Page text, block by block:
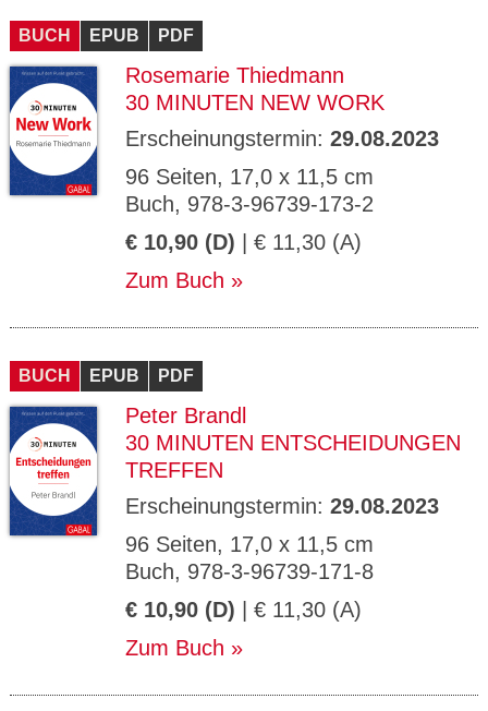
BUCH EPUB PDF
Rosemarie Thiedmann
30 MINUTEN NEW WORK
Erscheinungstermin: 29.08.2023
96 Seiten, 17,0 x 11,5 cm
Buch, 978-3-96739-173-2
€ 10,90 (D) | € 11,30 (A)
Zum Buch
BUCH EPUB PDF
Peter Brandl
30 MINUTEN ENTSCHEIDUNGEN
TREFFEN
Erscheinungstermin: 29.08.2023
96 Seiten, 17,0 x 11,5 cm
Buch, 978-3-96739-171-8
€ 10,90 (D) | € 11,30 (A)
Zum Buch